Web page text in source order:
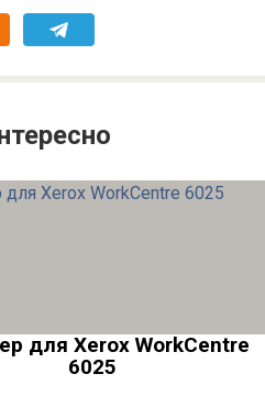
для Xerox WorkCentre
6025